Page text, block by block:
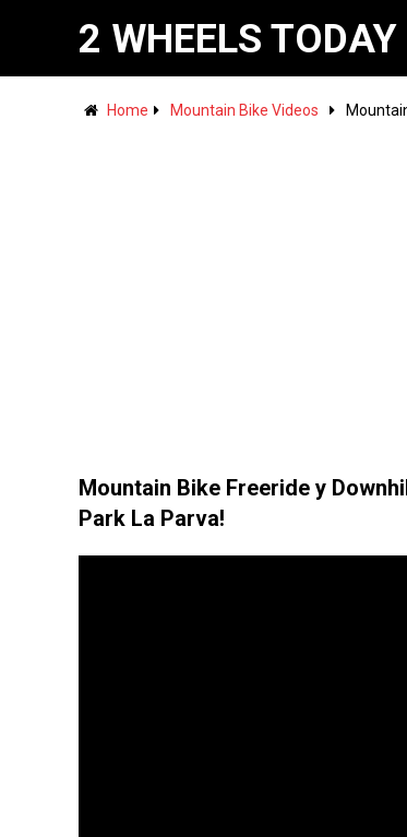
2 WHEELS TODAY
Home Mountain Bike Videos
Mountain Bike Freeride y
Park La Parva!